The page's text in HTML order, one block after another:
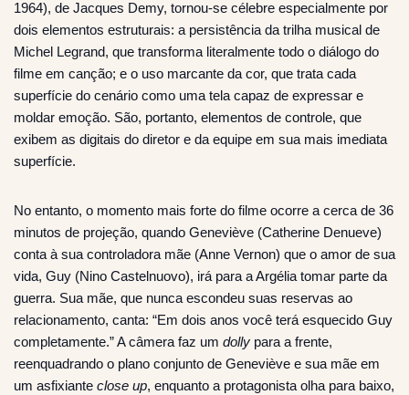
1964), de Jacques Demy, tornou-se célebre especialmente por
dois elementos estruturais: a persistência da trilha musical de
Michel Legrand, que transforma literalmente todo o diálogo do
filme em canção; e o uso marcante da cor, que trata cada
superfície do cenário como uma tela capaz de expressar e
moldar emoção. São, portanto, elementos de controle, que
exibem as digitais do diretor e da equipe em sua mais imediata
superfície.
No entanto, o momento mais forte do filme ocorre a cerca de 36
minutos de projeção, quando Geneviève (Catherine Denueve)
conta à sua controladora mãe (Anne Vernon) que o amor de sua
vida, Guy (Nino Castelnuovo), irá para a Argélia tomar parte da
guerra. Sua mãe, que nunca escondeu suas reservas ao
relacionamento, canta: “Em dois anos você terá esquecido Guy
completamente.” A câmera faz um dolly para a frente,
reenquadrando o plano conjunto de Geneviève e sua mãe em
um asfixiante close up, enquanto a protagonista olha para baixo,